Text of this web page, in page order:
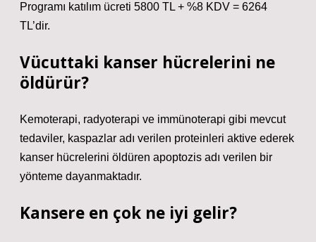
Programı katılım ücreti 5800 TL + %8 KDV = 6264
TL’dir.
Vücuttaki kanser hücrelerini ne
öldürür?
Kemoterapi, radyoterapi ve immünoterapi gibi mevcut
tedaviler, kaspazlar adı verilen proteinleri aktive ederek
kanser hücrelerini öldüren apoptozis adı verilen bir
yönteme dayanmaktadır.
Kansere en çok ne iyi gelir?